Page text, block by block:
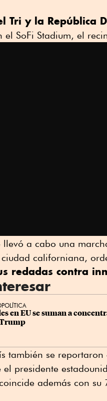
Tri y la República
el SoFi Stadium, el
llevó a cabo una
californiana,
redadas contra
en EU se suman a
también se
presidente
además con su